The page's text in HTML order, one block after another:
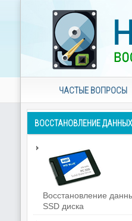
ЧАСТЫЕ ВОПРОСЫ
ВОССТАНОВЛЕНИЕДАННЫХ
Восстановление
SSD диска